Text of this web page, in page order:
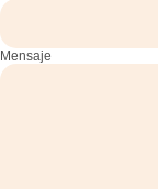
Mensaje